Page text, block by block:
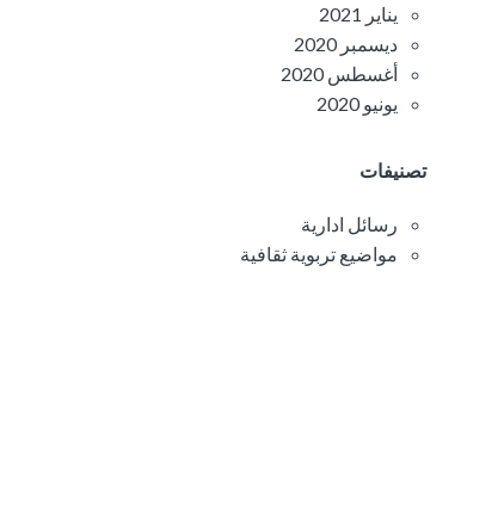
يناير 2021
ديسمبر 2020
أغسطس 2020
يونيو 2020
تصنيفات
رسائل ادارية
مواضيع تربوية ثقافية